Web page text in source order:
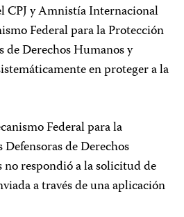
CPJ y Amnistía Internacional
Federal para la Protección
de Derechos Humanos y
en proteger a la
Federal para la
de Derechos
respondió a la solicitud de
a través de una aplicación